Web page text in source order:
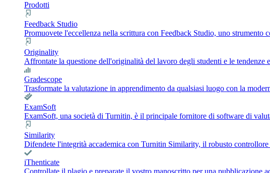
Prodotti
Feedback Studio
Promuovete l'eccellenza nella scrittura con Feedback Studio, uno
Originality
Affrontate la questione dell'originalità del lavoro degli studenti e le
Gradescope
Trasformate la valutazione in apprendimento da qualsiasi luogo con la
ExamSoft
ExamSoft, una società di Turnitin, è il principale fornitore di software di
Similarity
Difendete l'integrità accademica con Turnitin Similarity, il robusto
iThenticate
Controllate il plagio e preparate il vostro manoscritto per una pubblicazione